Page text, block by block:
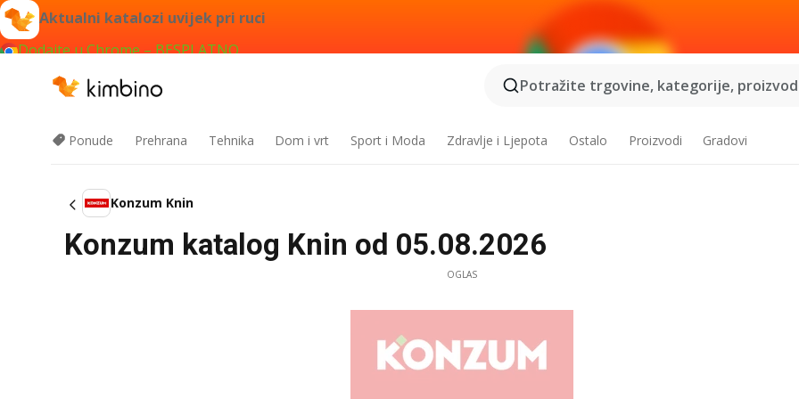
Aktualni katalozi uvijek pri ruci
Dodajte u Chrome – BESPLATNO
Potražite trgovine, kategorije,
Ponude Prehrana Tehnika Dom i vrt Sport i Moda Zdravlje i Ljepota Ostalo Proizvodi Gradovi
Konzum Knin
Konzum katalog Knin od 05.08.2026
OGLAS